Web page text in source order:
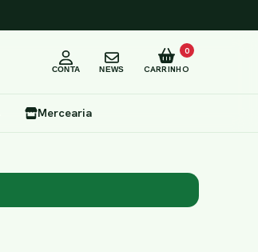
CONTA NEWS CARRINHO
0
Mercearia